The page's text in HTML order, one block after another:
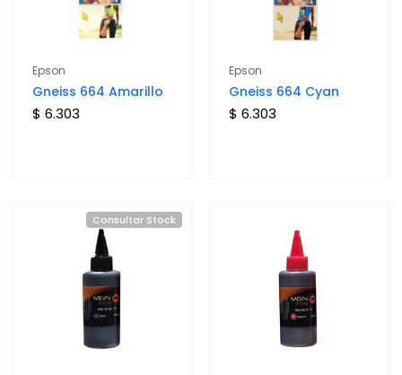
Epson
Gneiss 664 Amarillo
$ 6.303
Epson
Gneiss 664 Cyan
$ 6.303
Consultar Stock